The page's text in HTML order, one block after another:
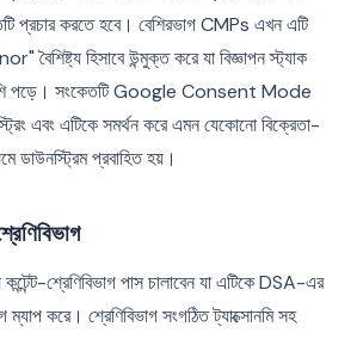
প্রচার করতে হবে। বেশিরভাগ CMPs এখন এটি
বৈশিষ্ট্য হিসাবে উন্মুক্ত করে যা বিজ্ঞাপন স্ট্যাক
পড়ে। সংকেতটি Google Consent Mode
এবং এটিকে সমর্থন করে এমন যেকোনো বিক্রেতা-
ডাউনস্ট্রিম প্রবাহিত হয়।
কন্টেন্ট-শ্রেণিবিভাগ পাস চালাবেন যা এটিকে DSA-এর
ম্যাপ করে। শ্রেণিবিভাগ সংগঠিত ট্যাক্সোনমি সহ